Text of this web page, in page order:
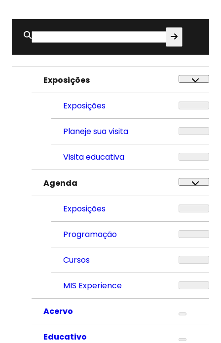
Buscar
por:
Exposições
Exposições
Planeje sua visita
Visita educativa
Agenda
Exposições
Programação
Cursos
MIS Experience
Acervo
Educativo